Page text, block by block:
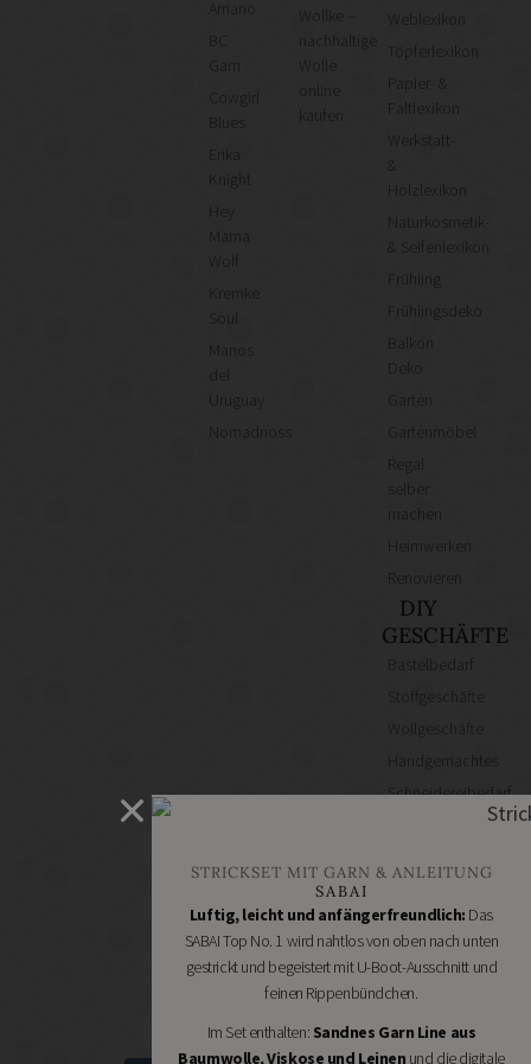
Cowgirl
Knight
Mama
Wolf
Kremke
Manos
Uruguay
Nomadnoss
Wollke –
nachhaltige
kaufen
Weblexikon
Töpferlexikon
Papier- &
Faltlexikon
Werkstatt-
&
Holzlexikon
Naturkosmetik-
& Seifenlexikon
Frühling
Frühlingsdeko
Balkon
Deko
Garten
Gartenmöbel
Regal
Heimwerken
DIY
GESCHÄFTE
Bastelbedarf
Stoffgeschäfte
Wollgeschäfte
Handgemachtes
Schneidereibedarf
Handarbeitszubehör
Online
Shops
Schmuckzubehör
Nähmaschinen
STRICKSET MIT GARN & ANLEITUNG
SABAI
Luftig, leicht und anfängerfreundlich: Das
SABAI Top No. 1 wird nahtlos von oben nach unten
gestrickt und begeistert mit U-Boot-Ausschnitt und
feinen Rippenbündchen.
Im Set enthalten: Sandnes Garn Line aus
Baumwolle, Viskose und Leinen und die digitale